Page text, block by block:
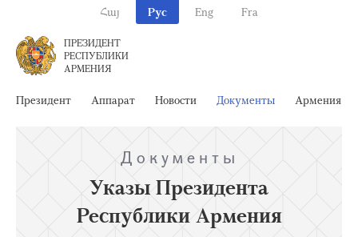
Հայ Рус Eng Fra
ПРЕЗИДЕНТ
РЕСПУБЛИКИ
АРМЕНИЯ
Президент Аппарат Новости Документы Армения
Документы
Указы Президента
Республики Армения